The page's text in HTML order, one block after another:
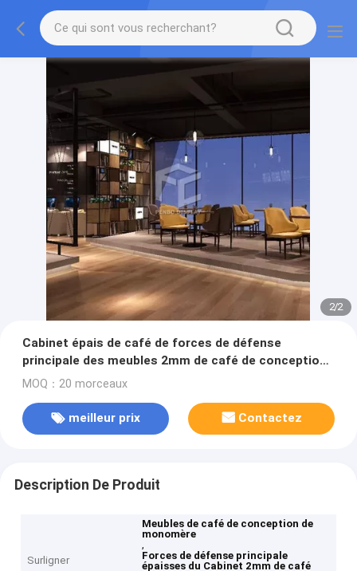
2/2
Cabinet épais de café de forces de défense
principale des meubles 2mm de café de conception
de monomère
MOQ：20 morceaux
meilleur prix Contactez
Description De Produit
Surligner
Meubles de café de conception de
monomère
,
Forces de défense principale
épaisses du Cabinet 2mm de café